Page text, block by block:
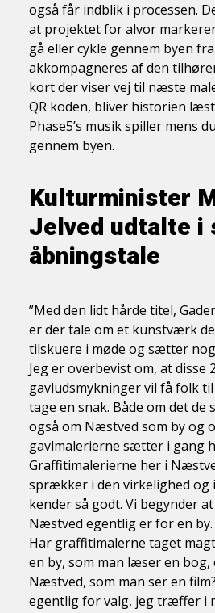
også får indblik i processen.
at projektet for alvor
gå eller cykle gennem byen
akkompagneres af den
kort der viser vej til næste
QR koden, bliver historien
Phase5’s musik spiller mens
gennem byen.
Kulturminister
Jelved udtalte i
åbningstale
”Med den lidt hårde titel,
er der tale om et kunstværk
tilskuere i møde og sætter
Jeg er overbevist om, at disse
gavludsmykninger vil få folk
tage en snak. Både om det de
også om Næstved som by og
gavlmalerierne sætter i gang
Graffitimalerierne her i
sprækker i den virkelighed og
kender så godt. Vi begynder
Næstved egentlig er for en by.
Har graffitimalerne taget
en by, som man læser en bog,
Næstved, som man ser en
egentlig for valg, jeg træffer i